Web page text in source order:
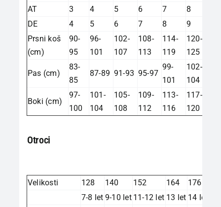
AT 3 4 5 6 7
8
DE
4 5 6 7 8
9
Prsni koš
(cm)
90-
95
96-
101
102-
107
108-
113
114-
119
120-
125
Pas (cm)
83-
85
87-89 91-93 95-97
99-
101
102-
104
Boki (cm)
97-
100
101-
104
105-
108
109-
112
113-
116
117-
120
Otroci
Velikosti 128 140 152 164
176
7-8 let 9-10 let 11-12 let 13 let 14 let